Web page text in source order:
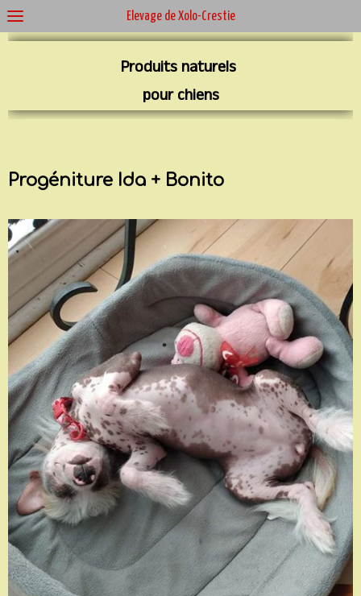
Élevage de Xolo-Crestie
Produits naturels
pour chiens
Progéniture Ida + Bonito